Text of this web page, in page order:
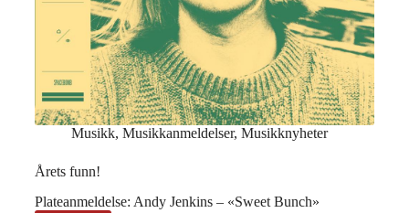
Musikk, Musikkanmeldelser, Musikknyheter
Årets funn!
Plateanmeldelse: Andy Jenkins – «Sweet Bunch»